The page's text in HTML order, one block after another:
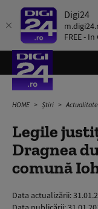
Digi24
FREE -
HOME Știri Actualitate
Legile
Dragnea
comună
Data actualizării: